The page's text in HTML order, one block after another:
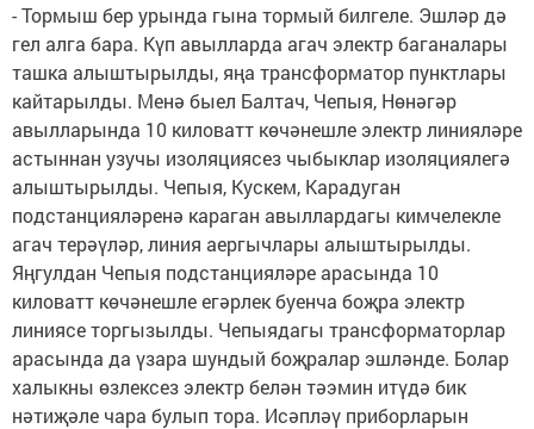
- Тормыш бер урында гына тормый билгеле. Эшләр дә
гел алга бара. Күп авылларда агач электр баганалары
ташка алыштырылды, яңа трансформатор пунктлары
кайтарылды. Менә быел Балтач, Чепыя, Нөнәгәр
авылларында 10 киловатт көчәнешле электр линияләре
астыннан узучы изоляциясез чыбыклар изоляциялегә
алыштырылды. Чепыя, Кускем, Карадуган
подстанцияләренә караган авыллардагы кимчелекле
агач терәүләр, линия аергычлары алыштырылды.
Яңгулдан Чепыя подстанцияләре арасында 10
киловатт көчәнешле егәрлек буенча боҗра электр
линиясе торгызылды. Чепыядагы трансформаторлар
арасында да үзара шундый боҗралар эшләнде. Болар
халыкны өзлексез электр белән тәэмин итүдә бик
нәтиҗәле чара булып тора. Исәпләү приборларын